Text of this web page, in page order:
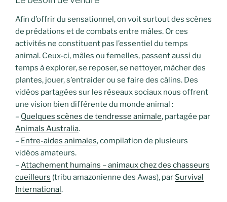
Afin d’offrir du sensationnel, on voit surtout des scènes
de prédations et de combats entre mâles. Or ces
activités ne constituent pas l’essentiel du temps
animal. Ceux-ci, mâles ou femelles, passent aussi du
temps à explorer, se reposer, se nettoyer, mâcher des
plantes, jouer, s’entraider ou se faire des câlins. Des
vidéos partagées sur les réseaux sociaux nous offrent
une vision bien différente du monde animal :
– Quelques scènes de tendresse animale, partagée par
Animals Australia.
– Entre-aides animales, compilation de plusieurs
vidéos amateurs.
–Attachement humains – animaux chez des chasseurs
cueilleurs (tribu amazonienne des Awas), par Survival
International.